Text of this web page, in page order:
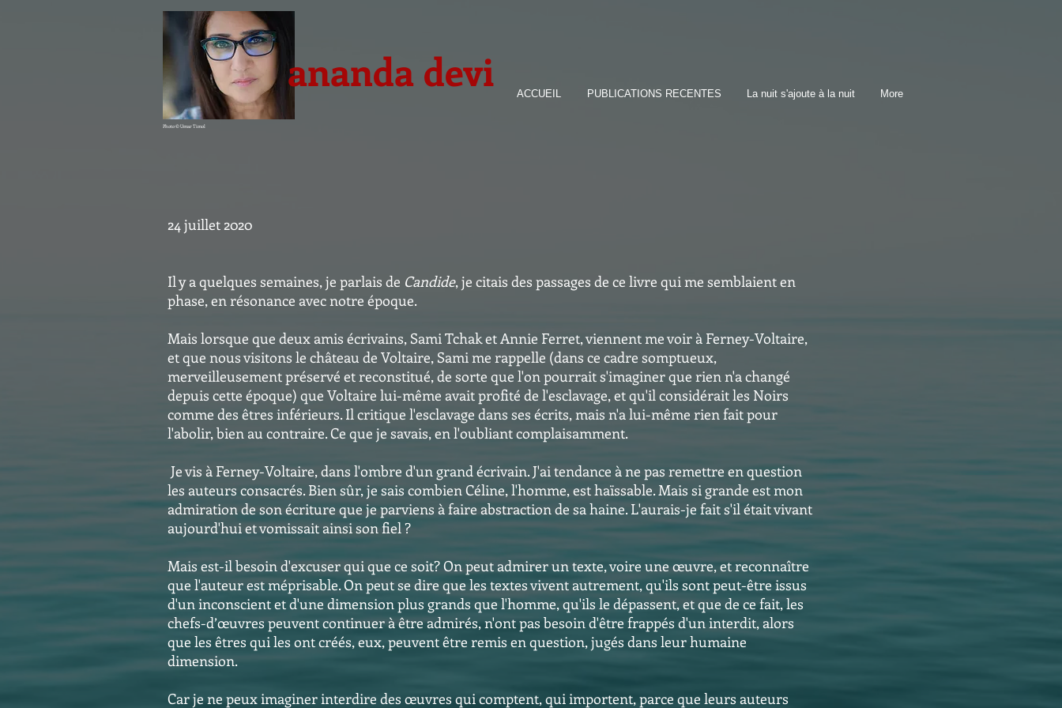
ananda devi ACCUEIL PUBLICATIONS RECENTES La nuit s'ajoute à la nuit More
Photo © Umar Timol
24 juillet 2020
Il y a quelques semaines, je parlais de Candide, je citais des passages de ce livre qui me semblaient en
phase, en résonance avec notre époque.
Mais lorsque que deux amis écrivains, Sami Tchak et Annie Ferret, viennent me voir à Ferney-Voltaire,
et que nous visitons le château de Voltaire, Sami me rappelle (dans ce cadre somptueux,
merveilleusement préservé et reconstitué, de sorte que l'on pourrait s'imaginer que rien n'a changé
depuis cette époque) que Voltaire lui-même avait profité de l'esclavage, et qu'il considérait les Noirs
comme des êtres inférieurs. Il critique l'esclavage dans ses écrits, mais n'a lui-même rien fait pour
l'abolir, bien au contraire. Ce que je savais, en l'oubliant complaisamment.
Je vis à Ferney-Voltaire, dans l'ombre d'un grand écrivain. J'ai tendance à ne pas remettre en question
les auteurs consacrés. Bien sûr, je sais combien Céline, l'homme, est haïssable. Mais si grande est mon
admiration de son écriture que je parviens à faire abstraction de sa haine. L'aurais-je fait s'il était vivant
aujourd'hui et vomissait ainsi son fiel ?
Mais est-il besoin d'excuser qui que ce soit? On peut admirer un texte, voire une œuvre, et reconnaître
que l'auteur est méprisable. On peut se dire que les textes vivent autrement, qu'ils sont peut-être issus
d'un inconscient et d'une dimension plus grands que l'homme, qu'ils le dépassent, et que de ce fait, les
chefs-d’œuvres peuvent continuer à être admirés, n'ont pas besoin d'être frappés d'un interdit, alors
que les êtres qui les ont créés, eux, peuvent être remis en question, jugés dans leur humaine
dimension.
Car je ne peux imaginer interdire des œuvres qui comptent, qui importent, parce que leurs auteurs